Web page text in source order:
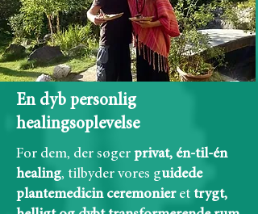
En dyb personlig
healingsoplevelse
For dem, der søger privat, én-til-én
healing, tilbyder vores guidede
plantemedicin ceremonieret trygt,